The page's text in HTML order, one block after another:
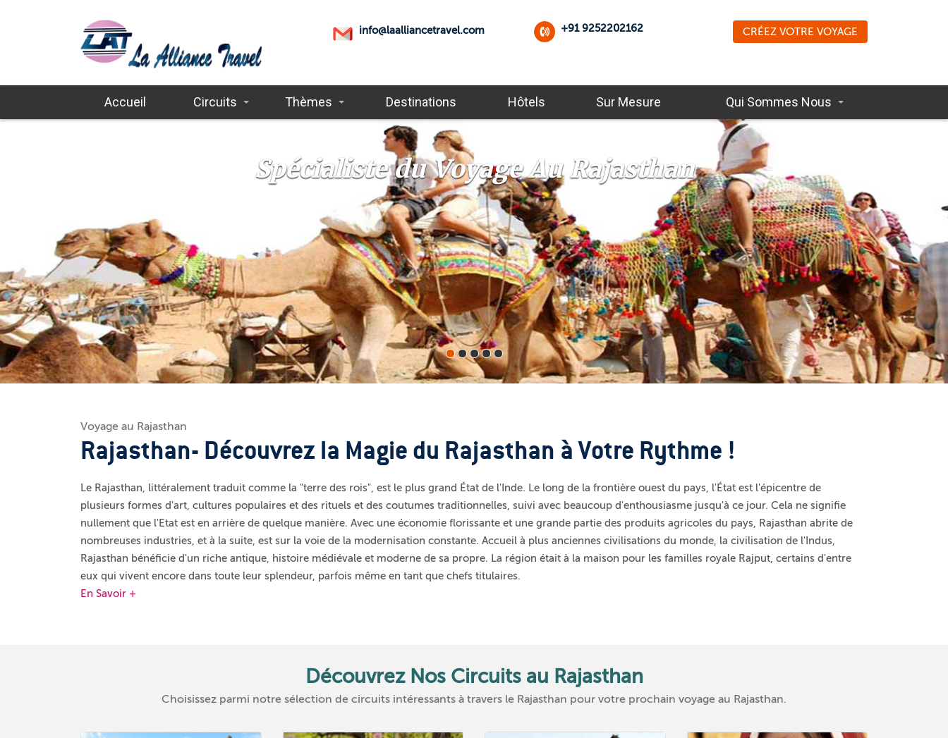
info@laalliancetravel.com +91 9252202162 CRÉEZ VOTRE VOYAGE
Accueil Circuits Thèmes Destinations Hôtels Sur Mesure Qui Sommes Nous
Spécialiste du Voyage Au Rajasthan
Voyage au Rajasthan
Rajasthan- Découvrez la Magie du Rajasthan à Votre Rythme !
Le Rajasthan, littéralement traduit comme la "terre des rois", est le plus grand État de l'Inde. Le long de la frontière ouest du pays, l'État est l'épicentre de
plusieurs formes d'art, cultures populaires et des rituels et des coutumes traditionnelles, suivi avec beaucoup d'enthousiasme jusqu'à ce jour. Cela ne signifie
nullement que l'Etat est en arrière de quelque manière. Avec une économie florissante et une grande partie des produits agricoles du pays, Rajasthan abrite de
nombreuses industries, et à la suite, est sur la voie de la modernisation constante. Accueil à plus anciennes civilisations du monde, la civilisation de l'Indus,
Rajasthan bénéficie d'un riche antique, histoire médiévale et moderne de sa propre. La région était à la maison pour les familles royale Rajput, certains d'entre
eux qui vivent encore dans toute leur splendeur, parfois même en tant que chefs titulaires.
En Savoir +
Découvrez Nos Circuits au Rajasthan
Choisissez parmi notre sélection de circuits intéressants à travers le Rajasthan pour votre prochain voyage au Rajasthan.